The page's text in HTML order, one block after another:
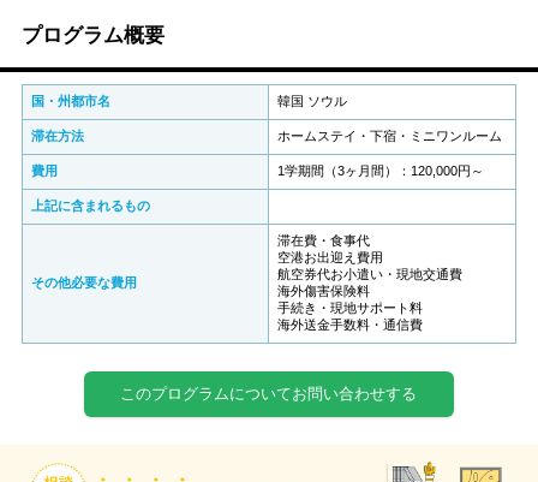
プログラム概要
国・州都市名 韓国 ソウル
滞在方法 ホームステイ・下宿・ミニワンルーム
費用 1学期間（3ヶ月間）：120,000円～
上記に含まれるもの
その他必要な費用
滞在費・食事代
空港お出迎え費用
航空券代お小遣い・現地交通費
海外傷害保険料
手続き・現地サポート料
海外送金手数料・通信費
このプログラムについてお問い合わせする